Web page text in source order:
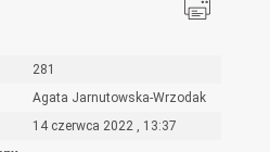
281
Agata Jarnutowska-Wrzodak
14 czerwca 2022 , 13:37